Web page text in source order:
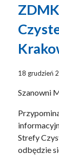
18 grudzień
Szanowni
Strefy
odbędzie